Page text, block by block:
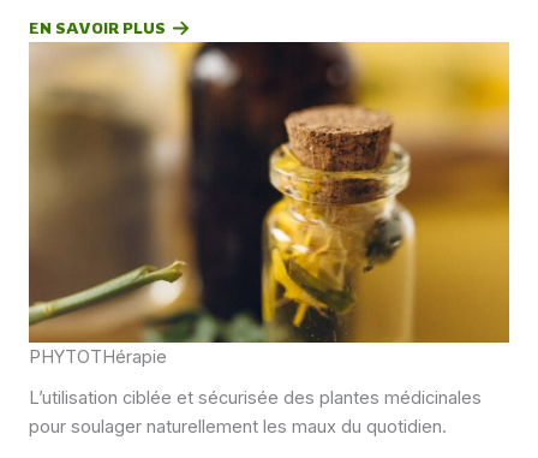
EN SAVOIR PLUS
PHYTOTHérapie
L’utilisation ciblée et sécurisée des plantes médicinales
pour soulager naturellement les maux du quotidien.